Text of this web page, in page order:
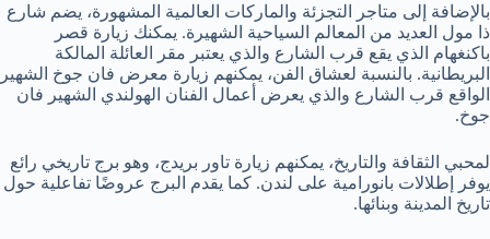
بالإضافة إلى متاجر التجزئة والماركات العالمية المشهورة، يضم شارع
ذا مول العديد من المعالم السياحية الشهيرة. يمكنك زيارة قصر
باكنغهام الذي يقع قرب الشارع والذي يعتبر مقر العائلة المالكة
البريطانية. بالنسبة لعشاق الفن، يمكنهم زيارة معرض فان جوخ الشهير
الواقع قرب الشارع والذي يعرض أعمال الفنان الهولندي الشهير فان
جوخ.
لمحبي الثقافة والتاريخ، يمكنهم زيارة تاور بريدج، وهو برج تاريخي رائع
يوفر إطلالات بانورامية على لندن. كما يقدم البرج عروضًا تفاعلية حول
تاريخ المدينة وبنائها.